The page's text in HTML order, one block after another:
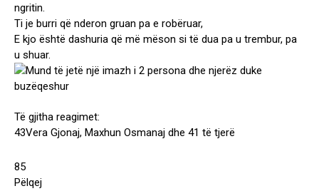
ngritin.
Ti je burri që nderon gruan pa e robëruar,
E kjo është dashuria që më mëson si të dua pa u trembur, pa
u shuar.
Të gjitha reagimet:
43Vera Gjonaj, Maxhun Osmanaj dhe 41 të tjerë
85
Pëlqej